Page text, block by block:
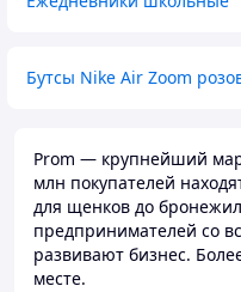
Бутсы Nike Air Zoom
Prom — крупнейший
млн покупателей
для щенков до
предпринимателей со
развивают бизнес.
месте.